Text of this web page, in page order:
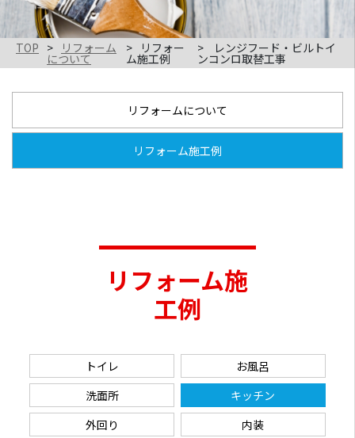
TOP リフォーム
について
リフォー
ム施工例
レンジフード・ビルトイ
ンコンロ取替工事
リフォームについて
リフォーム施工例
リフォーム施
工例
トイレ
お風呂
洗面所
キッチン
外回り
内装